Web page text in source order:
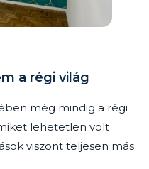
a régi világ
még mindig a régi
lehetetlen volt
viszont teljesen más